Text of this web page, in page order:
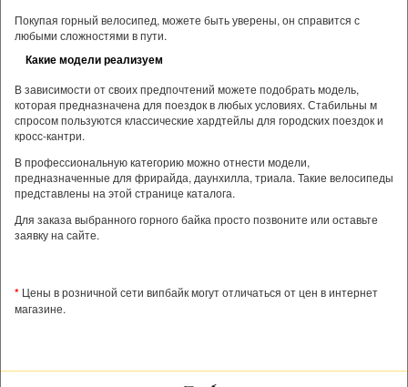
Покупая горный велосипед, можете быть уверены, он справится с
любыми сложностями в пути.
Какие модели реализуем
В зависимости от своих предпочтений можете подобрать модель,
которая предназначена для поездок в любых условиях. Стабильны м
спросом пользуются классические хардтейлы для городских поездок и
кросс-кантри.
В профессиональную категорию можно отнести модели,
предназначенные для фрирайда, даунхилла, триала. Такие велосипеды
представлены на этой странице каталога.
Для заказа выбранного горного байка просто позвоните или оставьте
заявку на сайте.
* Цены в розничной сети випбайк могут отличаться от цен в интернет
магазине.